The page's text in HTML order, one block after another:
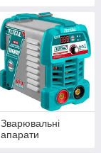
Зварювальні
апарати